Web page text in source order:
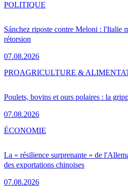
Sánchez riposte contre Meloni : l'Italie
rétorsion
07.08.2026
POLITIQUE
Poulets, bovins et ours polaires : la
07.08.2026
PROAGRICULTURE &
La « résilience surprenante » de
des exportations chinoises
07.08.2026
ÉCONOMIE